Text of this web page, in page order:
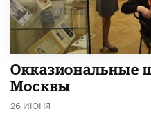
​Окказиональные
Москвы
26 ИЮНЯ